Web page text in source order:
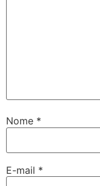
Nome *
E-mail *